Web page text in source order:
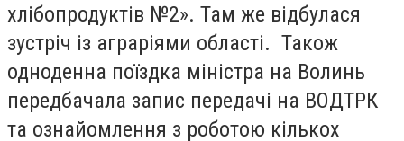
хлібопродуктів №2». Там же відбулася
зустріч із аграріями області. Також
одноденна поїздка міністра на Волинь
передбачала запис передачі на ВОДТРК
та ознайомлення з роботою кількох